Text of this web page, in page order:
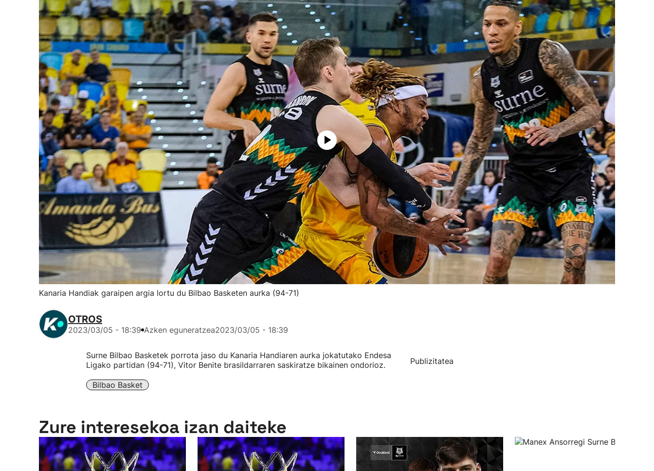
Kanaria Handiak garaipen argia lortu du Bilbao Basketen aurka (94-71)
OTROS
2023/03/05 - 18:39 Azken eguneratzea2023/03/05 - 18:39
Surne Bilbao Basketek porrota jaso du Kanaria Handiaren aurka jokatutako Endesa
Ligako partidan (94-71), Vitor Benite brasildarraren saskiratze bikainen ondorioz.
Bilbao Basket
Publizitatea
Zure interesekoa izan daiteke